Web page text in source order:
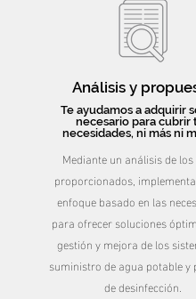
Análisis y
Te ayudamos a adquirir
necesario para cubrir
necesidades, ni más ni
Mediante un análisis de
proporcionados,
enfoque basado en las
para ofrecer soluciones
gestión y mejora de los
suministro de agua potable y
de desinfección.